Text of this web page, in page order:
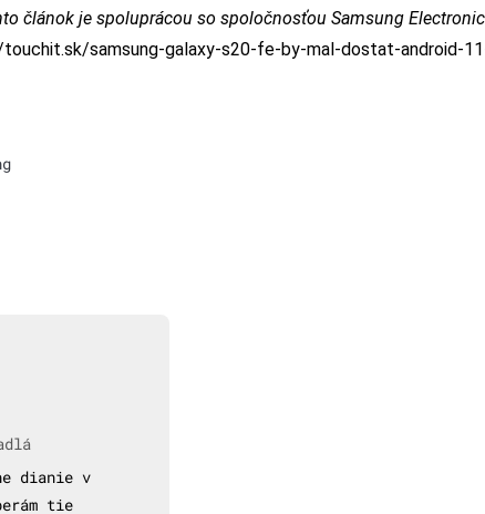
článok je spoluprácou so spoločnosťou Samsung
samsung-galaxy-s20-fe-by-mal-dostat-android-
dianie v
tie